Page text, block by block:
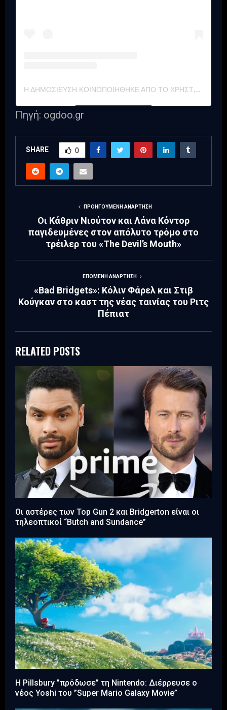
Η ΔΗΜΟΣΊΕΥΣΗ ΚΟΙΝΟΠΟΙΉΘΗΚΕ ΑΠΌ ΤΟ ΧΡΉΣΤΗ A SHOT (@ASHOTMAGAZINE)
Πηγή: ogdoo.gr
SHARE 0
ΠΡΟΗΓΟΎΜΕΝΗ ΑΝΆΡΤΗΣΗ
Οι Κάθριν Νιούτον και Λάνα Κόντορ
παγιδευμένες στον απόλυτο τρόμο στο
τρέιλερ του «The Devil’s Mouth»
ΕΠΌΜΕΝΗ ΑΝΆΡΤΗΣΗ
«Bad Bridgets»: Κόλιν Φάρελ και Στιβ
Κούγκαν στο καστ της νέας ταινίας του Ριτς
Πέπιατ
RELATED POSTS
Οι αστέρες των Top Gun 2 και Bridgerton είναι οι
τηλεοπτικοί “Butch and Sundance”
Η Pillsbury ”πρόδωσε” τη Nintendo: Διέρρευσε ο
νέος Yoshi του ”Super Mario Galaxy Movie”